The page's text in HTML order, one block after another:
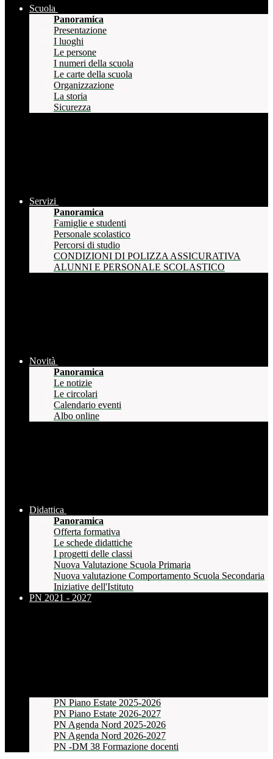
Scuola
Panoramica
Presentazione
I luoghi
Le persone
I numeri della scuola
Le carte della scuola
Organizzazione
La storia
Sicurezza
Servizi
Panoramica
Famiglie e studenti
Personale scolastico
Percorsi di studio
CONDIZIONI DI POLIZZA ASSICURATIVA
ALUNNI E PERSONALE SCOLASTICO
Novità
Panoramica
Le notizie
Le circolari
Calendario eventi
Albo online
Didattica
Panoramica
Offerta formativa
Le schede didattiche
I progetti delle classi
Nuova Valutazione Scuola Primaria
Nuova valutazione Comportamento Scuola Secondaria
Iniziative dell'Istituto
PN 2021 - 2027
PN Piano Estate 2025-2026
PN Piano Estate 2026-2027
PN Agenda Nord 2025-2026
PN Agenda Nord 2026-2027
PN -DM 38 Formazione docenti